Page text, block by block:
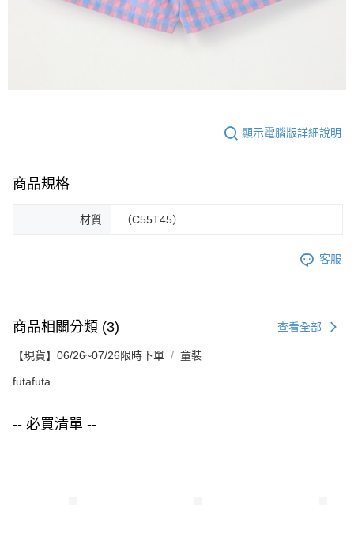
顯示電腦版詳細說明
商品規格
材質 （C55T45）
客服
商品相關分類 (3) 查看全部
【現貨】06/26~07/26限時下單 童裝
futafuta
-- 必買清單 --